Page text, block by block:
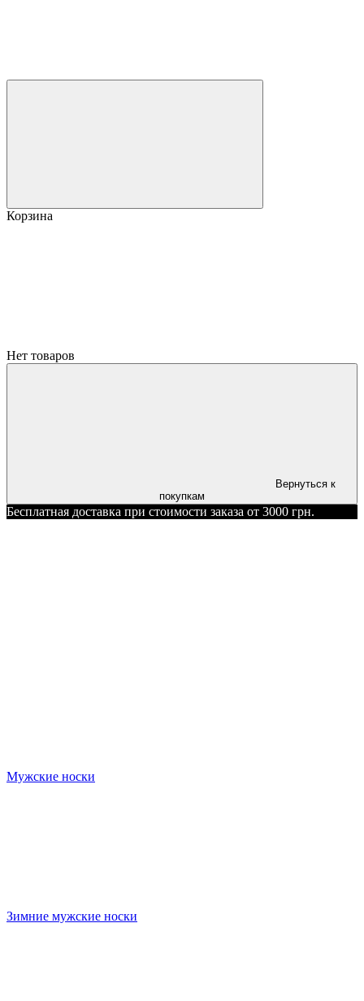
Корзина
Нет товаров
Вернуться к
покупкам
Бесплатная доставка при стоимости заказа от 3000 грн.
Мужские носки
Зимние мужские носки